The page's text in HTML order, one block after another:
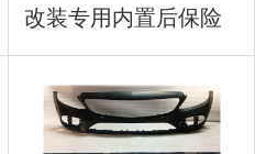
改装专用内置后保险
杠防